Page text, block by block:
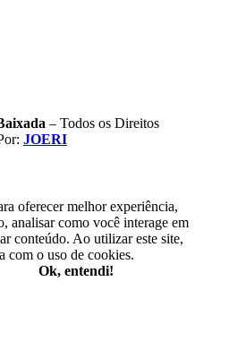
– Todos os Direitos
JOERI
oferecer melhor experiência,
analisar como você interage em
conteúdo. Ao utilizar este site,
com o uso de cookies.
Ok, entendi!